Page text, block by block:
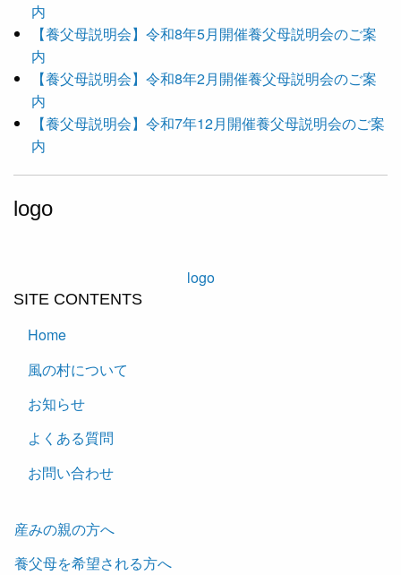
内
【養父母説明会】令和8年5月開催養父母説明会のご案
内
【養父母説明会】令和8年2月開催養父母説明会のご案
内
【養父母説明会】令和7年12月開催養父母説明会のご案
内
logo
logo
SITE CONTENTS
Home
風の村について
お知らせ
よくある質問
お問い合わせ
産みの親の方へ
養父母を希望される方へ